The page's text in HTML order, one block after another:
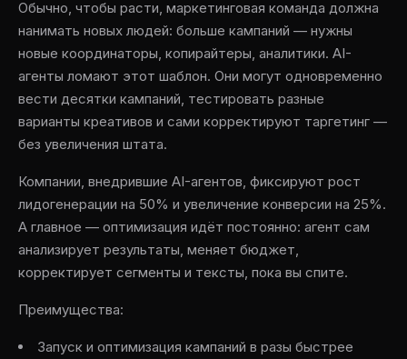
Обычно, чтобы расти, маркетинговая команда должна
нанимать новых людей: больше кампаний — нужны
новые координаторы, копирайтеры, аналитики. AI-
агенты ломают этот шаблон. Они могут одновременно
вести десятки кампаний, тестировать разные
варианты креативов и сами корректируют таргетинг —
без увеличения штата.
Компании, внедрившие AI-агентов, фиксируют рост
лидогенерации на 50% и увеличение конверсии на 25%.
А главное — оптимизация идёт постоянно: агент сам
анализирует результаты, меняет бюджет,
корректирует сегменты и тексты, пока вы спите.
Преимущества:
Запуск и оптимизация кампаний в разы быстрее